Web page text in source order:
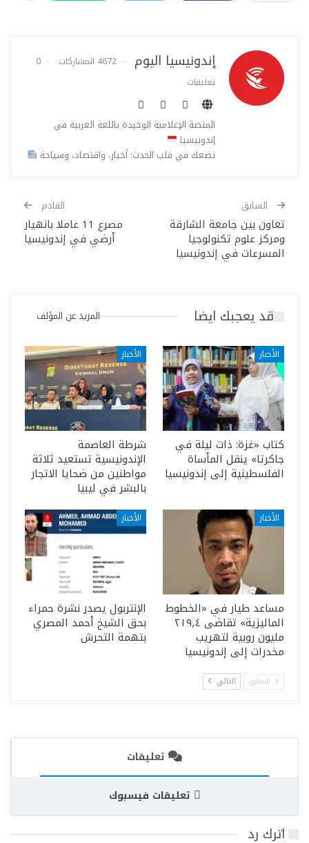
إندونيسيا اليوم 4672 المشاركات
0
تعليقات
المنصة الإعلامية الوحيدة باللغة العربية في
إندونيسيا
نضعك في قلب الحدث: أخبار، واقتصاد، وسياحة
السابق
تعاون بين جامعة الشارقة
ومركز علوم تكنولوجيا
المسرعات في إندونيسيا
القادم
مصرع 11 عاملا بانهيار
أرضي في إندونيسيا
قد يعجبك ايضا المزيد عن المؤلف
الأخبار
كتاب «غزة: ذات ليلة في
جاكرتا» ينقل المأساة
الفلسطينية إلى إندونيسيا
الأخبار
شرطة العاصمة
الإندونيسية تستعيد ثلاثة
مواطنين من ضحايا الاتجار
بالبشر في ليبيا
الأخبار
مساعد طيار في «الخطوط
الماليزية» تقاضى ٢١٩٫٤
مليون روبية لتهريب
مخدرات إلى إندونيسيا
الأخبار
الإنتربول يصدر نشرة حمراء
بحق الشيخ أحمد المصري
بتهمة التحرش
السابق التالي
تعليقات
تعليقات فيسبوك
اترك رد